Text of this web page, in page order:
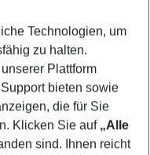
Technologien, um
zu halten.
Plattform
bieten sowie
die für Sie
Klicken Sie auf „Alle
sind. Ihnen reicht